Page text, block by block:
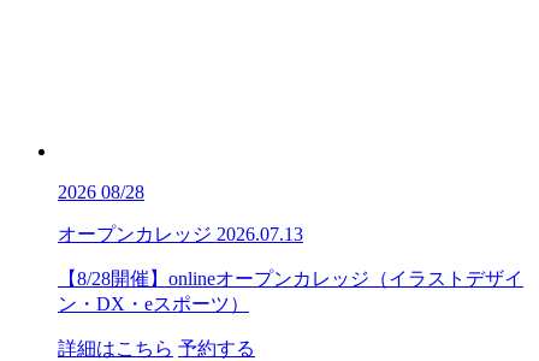
2026 08/28
オープンカレッジ 2026.07.13
【8/28開催】onlineオープンカレッジ（イラストデザイ
ン・DX・eスポーツ）
詳細はこちら 予約する